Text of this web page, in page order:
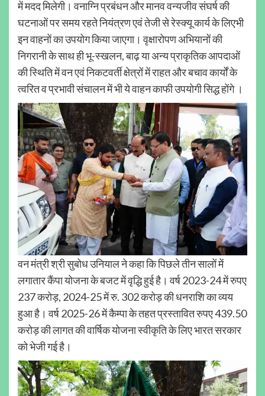
में मदद मिलेगी। वनाग्नि प्रबंधन और मानव वन्यजीव संघर्ष की
घटनाओं पर समय रहते नियंत्रण एवं तेजी से रेस्क्यू कार्य के लिएभी
इन वाहनों का उपयोग किया जाएगा। वृक्षारोपण अभियानों की
निगरानी के साथ ही भू-स्खलन, बाढ़ या अन्य प्राकृतिक आपदाओं
की स्थिति में वन एवं निकटवर्ती क्षेत्रों में राहत और बचाव कार्यों के
त्वरित व प्रभावी संचालन में भी ये वाहन काफी उपयोगी सिद्ध होंगे ।
वन मंत्री श्री सुबोध उनियाल ने कहा कि पिछले तीन सालों में
लगातार कैंपा योजना के बजट में वृद्धि हुई है। वर्ष 2023-24 में रुपए
237 करोड़, 2024-25 में रु. 302 करोड़ की धनराशि का व्यय
हुआ है। वर्ष 2025-26 में कैम्पा के तहत प्रस्तावित रुपए 439.50
करोड़ की लागत की वार्षिक योजना स्वीकृति के लिए भारत सरकार
को भेजी गई है।